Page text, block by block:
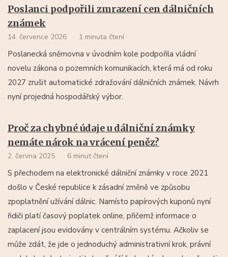
Poslanci podpořili zmrazení cen dálničních
známek
14. července 2026 1 minuta čtení
Poslanecká sněmovna v úvodním kole podpořila vládní
novelu zákona o pozemních komunikacích, která má od roku
2027 zrušit automatické zdražování dálničních známek. Návrh
nyní projedná hospodářský výbor.
Proč za chybné údaje u dálniční známky
nemáte nárok na vrácení peněz?
2. června 2025 6 minut čtení
S přechodem na elektronické dálniční známky v roce 2021
došlo v České republice k zásadní změně ve způsobu
zpoplatnění užívání dálnic. Namísto papírových kuponů nyní
řidiči platí časový poplatek online, přičemž informace o
zaplacení jsou evidovány v centrálním systému. Ačkoliv se
může zdát, že jde o jednoduchý administrativní krok, právní